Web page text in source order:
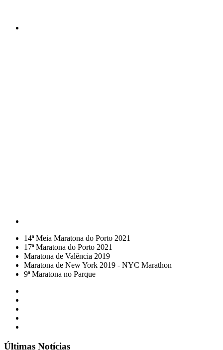
14ª Meia Maratona do Porto 2021
17ª Maratona do Porto 2021
Maratona de Valência 2019
Maratona de New York 2019 - NYC Marathon
9ª Maratona no Parque
Últimas Notícias